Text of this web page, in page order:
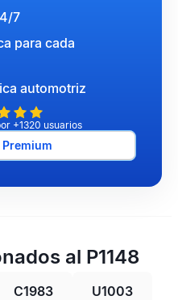
7
para cada
automotriz
+1320 usuarios
al P1148
C1983 U1003